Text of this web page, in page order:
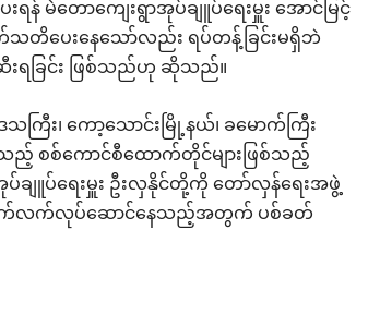
မဲတောကျေးရွာအုပ်ချူပ်ရေးမှူး အောင်မြင့်
ပေးနေသော်လည်း ရပ်တန့်ခြင်းမရှိဘဲ
ခြင်း ဖြစ်သည်ဟု ဆိုသည်။
း၊ ကော့သောင်းမြို့နယ်၊ ခမောက်ကြီး
သည့် စစ်ကောင်စီထောက်တိုင်များဖြစ်သည့်
ချူပ်ရေးမှူး ဦးလှနိုင်တို့ကို တော်လှန်ရေးအဖွဲ့
က်လက်လုပ်ဆောင်နေသည့်အတွက် ပစ်ခတ်